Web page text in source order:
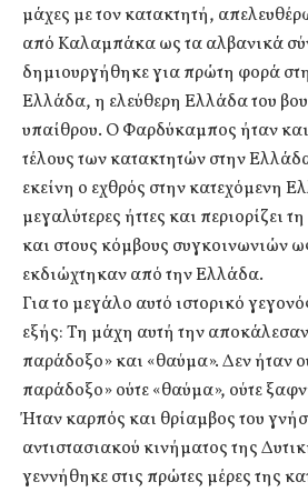
μάχες με τον κατακτητή,
από Καλαμπάκα ως τα αλβανικά
δημιουργήθηκε για πρώτη φορά
Ελλάδα, η ελεύθερη Ελλάδα του
υπαίθρου. Ο Φαρδύκαμπος ήταν
τέλους των κατακτητών στην
εκείνη ο εχθρός στην κατεχόμενη
μεγαλύτερες ήττες και περιορίζει
και στους κόμβους συγκοινωνιών
εκδιώχτηκαν από την Ελλάδα.
Για το μεγάλο αυτό ιστορικό
εξής: Τη μάχη αυτή την αποκάλεσαν
παράδοξο» και «θαύμα». Δεν ήταν
παράδοξο» ούτε «θαύμα», ούτε
Ήταν καρπός και θρίαμβος του
αντιστασιακού κινήματος της
γεννήθηκε στις πρώτες μέρες της